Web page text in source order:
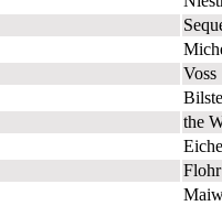
Voss
the
Flohr